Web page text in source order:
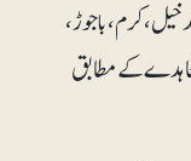
خیل، کرم، باجوڑ،
کے مطابق